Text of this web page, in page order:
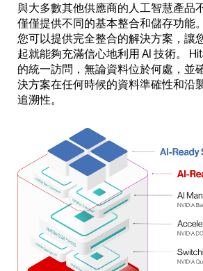
與大多數其他供應商的人工智慧產品
僅僅提供不同的基本整合和儲存功能
您可以提供完全整合的解決方案，讓
起就能夠充滿信心地利用 AI 技術。
的統一訪問，無論資料位於何處，並
決方案在任何時候的資料準確性和沿
追溯性。